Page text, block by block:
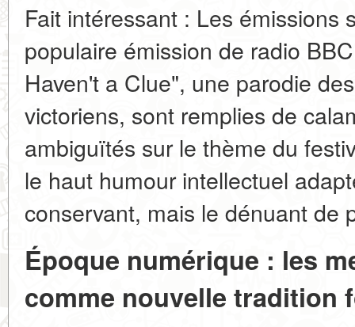
Fait intéressant : Les émissions
populaire émission de radio
Haven't a Clue", une parodie
victoriens, sont remplies de
ambiguïtés sur le thème du
le haut humour intellectuel
conservant, mais le dénuant de
Époque numérique : les
comme nouvelle tradition